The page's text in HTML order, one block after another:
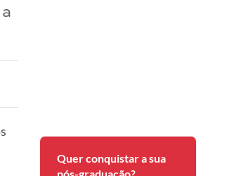
Quer conquistar a sua